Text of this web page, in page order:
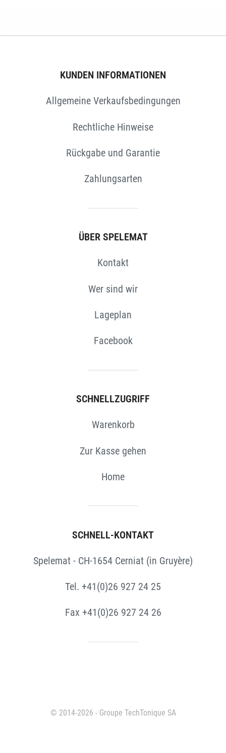
KUNDEN INFORMATIONEN
Allgemeine Verkaufsbedingungen
Rechtliche Hinweise
Rückgabe und Garantie
Zahlungsarten
ÜBER SPELEMAT
Kontakt
Wer sind wir
Lageplan
Facebook
SCHNELLZUGRIFF
Warenkorb
Zur Kasse gehen
Home
SCHNELL-KONTAKT
Spelemat - CH-1654 Cerniat (in Gruyère)
Tel. +41(0)26 927 24 25
Fax +41(0)26 927 24 26
© 2014-2026 - Groupe TechTonique SA